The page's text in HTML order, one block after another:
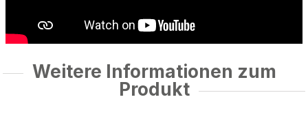
Weitere Informationen zum
Produkt